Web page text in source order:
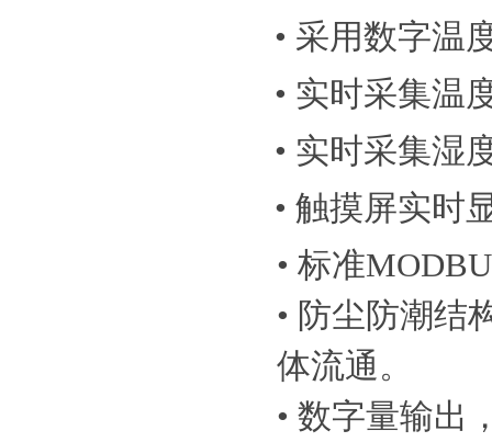
• 采用数字温
• 实时采集温
• 实时采集湿
• 触摸屏实时
• 标准
• 防尘防潮结
体流通。
• 数字量输出